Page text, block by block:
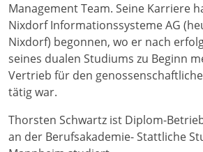
Management Team. Seine Karriere
Nixdorf Informationssysteme AG
Nixdorf) begonnen, wo er nach
seines dualen Studiums zu Beginn
Vertrieb für den
tätig war.
Thorsten Schwartz ist Diplom-
an der Berufsakademie- Stattliche